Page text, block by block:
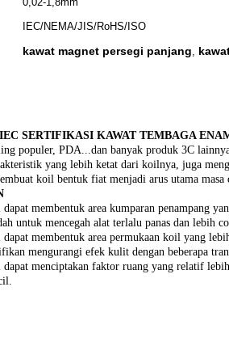
IEC/NEMA/JIS/RoHS/ISO
kawat magnet persegi panjang,
SERTIFIKASI KAWAT TEMBAGA
populer, PDA...dan banyak produk 3C
yang lebih ketat dari koilnya, juga
koil bentuk fiat menjadi arus utama masa
membentuk area kumparan penampang
untuk mencegah alat terlalu panas dan lebih
membentuk area permukaan koil yang
mengurangi efek kulit dengan beberapa
dapat menciptakan faktor ruang yang relatif